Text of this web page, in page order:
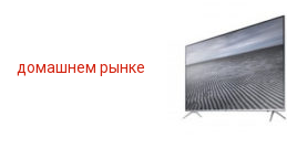
домашнем рынке